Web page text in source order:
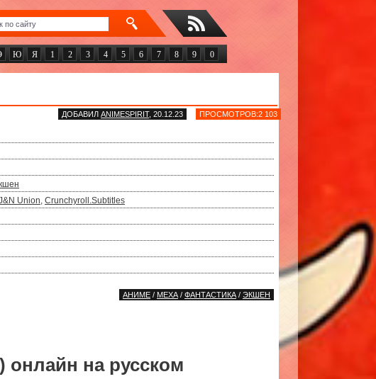
Ю Я 1 2 3 4 5 6 7 8 9 0
ДОБАВИЛ ANIMESPIRIT, 20.12.23 ПРОСМОТРОВ:2 103
Union, Crunchyroll.Subtitles
АНИМЕ / МЕХА / ФАНТАСТИКА / ЭКШЕН
онлайн на русском